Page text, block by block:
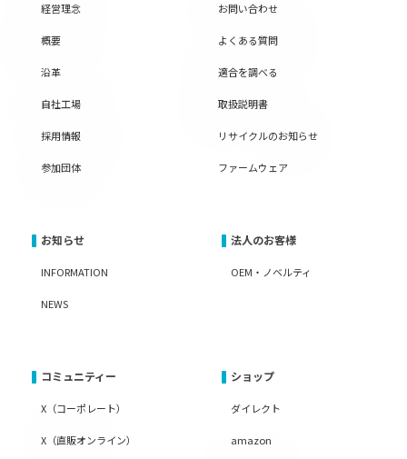
経営理念
概要
沿革
自社工場
採用情報
参加団体
お問い合わせ
よくある質問
適合を調べる
取扱説明書
リサイクルのお知らせ
ファームウェア
お知らせ
INFORMATION
NEWS
法人のお客様
OEM・ノベルティ
コミュニティー
X（コーポレート）
X（直販オンライン）
ショップ
ダイレクト
amazon